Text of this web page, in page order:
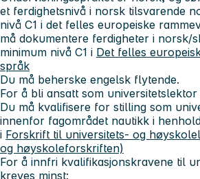
et ferdighetsnivå i norsk tilsvarende
nivå C1 i det felles europeiske
må dokumentere ferdigheter i norsk/
minimum nivå C1 i Det felles
språk
Du må beherske engelsk flytende.
For å bli ansatt som universitetslektor
Du må kvalifisere for stilling som
innenfor fagområdet nautikk i
i Forskrift til universitets- og
og høyskoleforskriften)
For å innfri kvalifikasjonskravene til
kreves minst: